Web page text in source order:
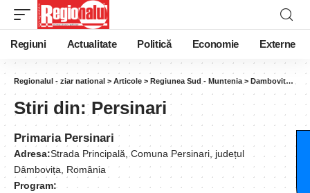
Regiuni Actualitate Politică Economie Externe
Regionalul - ziar national > Articole > Regiunea Sud - Muntenia > Dambovita >
Stiri din:Persinari
Primaria Persinari
Adresa:Strada Principală, Comuna Persinari, județul
Dâmbovița, România
Program: